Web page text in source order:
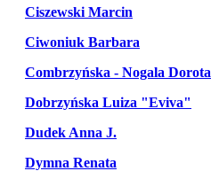
Ciszewski Marcin
Ciwoniuk Barbara
Combrzyńska - Nogala Dorota
Dobrzyńska Luiza "Eviva"
Dudek Anna J.
Dymna Renata